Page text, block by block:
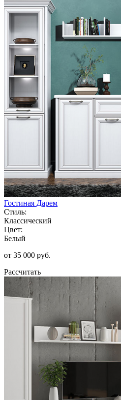
Гостиная Дарем
Стиль:
Классический
Цвет:
Белый
от 35 000 руб.
Рассчитать